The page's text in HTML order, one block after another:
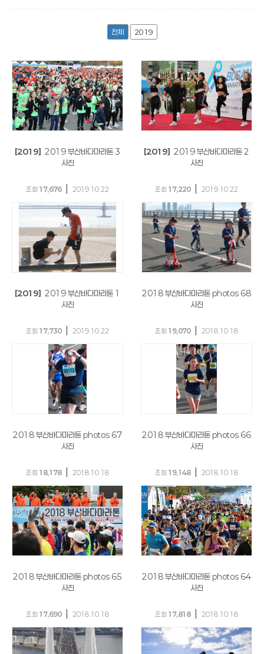
전체 2019
[2019] 2019 부산바다마라톤 3
사진
조회 17,676 2019.10.22
[2019] 2019 부산바다마라톤 2
사진
조회 17,220 2019.10.22
[2019] 2019 부산바다마라톤 1
사진
조회 17,730 2019.10.22
2018 부산바다마라톤 photos 68
사진
조회 19,070 2018.10.18
2018 부산바다마라톤 photos 67
사진
조회 18,178 2018.10.18
2018 부산바다마라톤 photos 66
사진
조회 19,148 2018.10.18
2018 부산바다마라톤 photos 65
사진
조회 17,690 2018.10.18
2018 부산바다마라톤 photos 64
사진
조회 17,818 2018.10.18